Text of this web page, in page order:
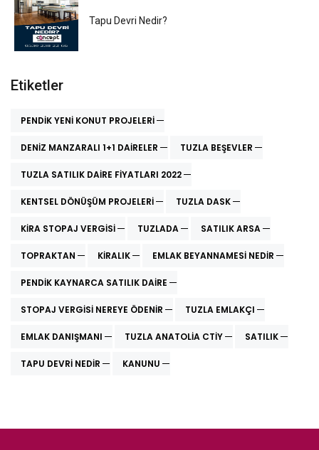
Tapu Devri Nedir?
Etiketler
PENDIK YENI KONUT PROJELERI
DENIZ MANZARALI 1+1 DAIRELER TUZLA BEŞEVLER
TUZLA SATILIK DAIRE FIYATLARI 2022
KENTSEL DÖNÜŞÜM PROJELERI TUZLA DASK
KIRA STOPAJ VERGISI TUZLADA SATILIK ARSA
TOPRAKTAN KIRALIK EMLAK BEYANNAMESI NEDIR
PENDIK KAYNARCA SATILIK DAIRE
STOPAJ VERGISI NEREYE ÖDENIR TUZLA EMLAKÇI
EMLAK DANIŞMANI TUZLA ANATOLIA CTIY SATILIK
TAPU DEVRI NEDIR KANUNU